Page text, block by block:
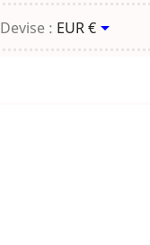
Devise : EUR €